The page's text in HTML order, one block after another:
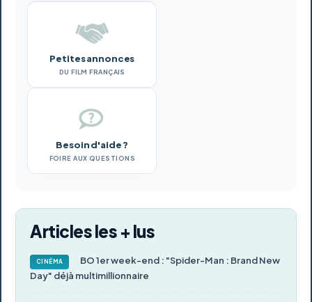
Petites annonces
DU FILM FRANÇAIS
Besoin d'aide ?
FOIRE AUX QUESTIONS
Articles les + lus
CINÉMA
BO 1er week-end : "Spider-Man : Brand New
Day" déjà multimillionnaire